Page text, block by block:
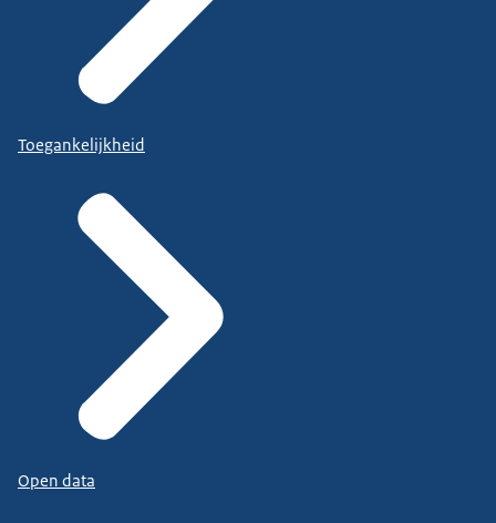
Toegankelijkheid
Open data